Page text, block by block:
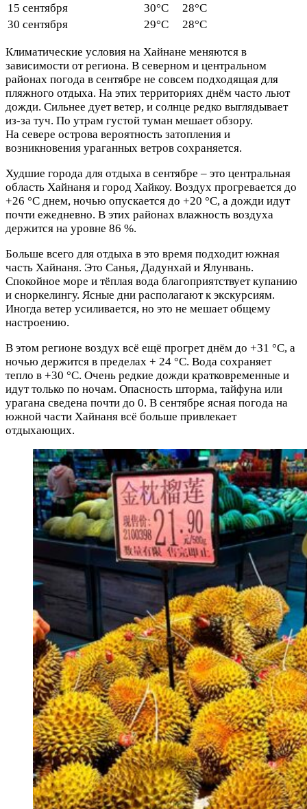
15 сентября
30°C
28°C
30 сентября
29°C 28°C
Климатические условия на Хайнане меняются в
зависимости от региона. В северном и центральном
районах погода в сентябре не совсем подходящая для
пляжного отдыха. На этих территориях днём часто льют
дожди. Сильнее дует ветер, и солнце редко выглядывает
из-за туч. По утрам густой туман мешает обзору.
На севере острова вероятность затопления и
возникновения ураганных ветров сохраняется.
Худшие города для отдыха в сентябре – это центральная
область Хайнаня и город Хайкоу. Воздух прогревается до
+26 °С днем, ночью опускается до +20 °С, а дожди идут
почти ежедневно. В этих районах влажность воздуха
держится на уровне 86 %.
Больше всего для отдыха в это время подходит южная
часть Хайнаня. Это Санья, Дадунхай и Ялунвань.
Спокойное море и тёплая вода благоприятствует купанию
и сноркелингу. Ясные дни располагают к экскурсиям.
Иногда ветер усиливается, но это не мешает общему
настроению.
В этом регионе воздух всё ещё прогрет днём до +31 °С, а
ночью держится в пределах + 24 °С. Вода сохраняет
тепло в +30 °С. Очень редкие дожди кратковременные и
идут только по ночам. Опасность шторма, тайфуна или
урагана сведена почти до 0. В сентябре ясная погода на
южной части Хайнаня всё больше привлекает
отдыхающих.